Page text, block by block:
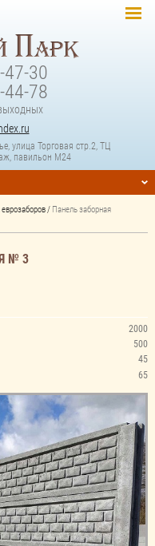
30
78
улица Торговая стр.2, ТЦ
павильон М24
/ Панель заборная
№ 3
2000
500
45
65